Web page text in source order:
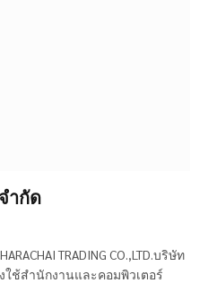
ำกัด
TRADING CO.,LTD.บริษัท
ใช้สำนักงานและคอมพิวเตอร์